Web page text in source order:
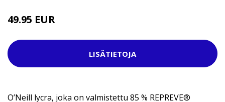
49.95 EUR
LISÄTIETOJA
O’Neill lycra, joka on valmistettu 85 % REPREVE®